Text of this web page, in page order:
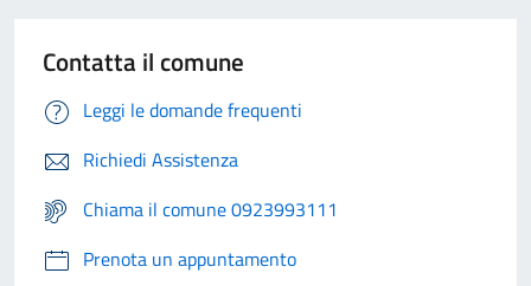
Contatta il comune
Leggi le domande frequenti
Richiedi Assistenza
Chiama il comune 0923993111
Prenota un appuntamento